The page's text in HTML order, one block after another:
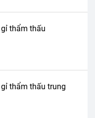
thẩm thấu
thẩm thấu trung